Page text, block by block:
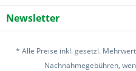
Newsletter
* Alle Preise inkl. gesetzl.
Nachnahmegebühren,